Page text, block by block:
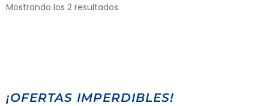
Mostrando los 2 resultados
¡OFERTAS IMPERDIBLES!